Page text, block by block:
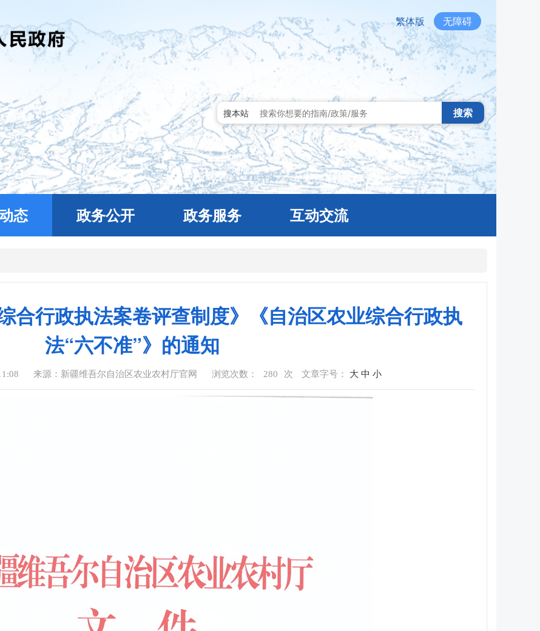
繁体版 无障碍
搜本站 搜索
态 政务公开 政务服务 互动交流
合行政执法案卷评查制度》《自治区农业综合行政执
法“六不准”》的通知
来源：新疆维吾尔自治区农业农村厅官网 浏览次数： 280 次 文章字号： 大 中 小